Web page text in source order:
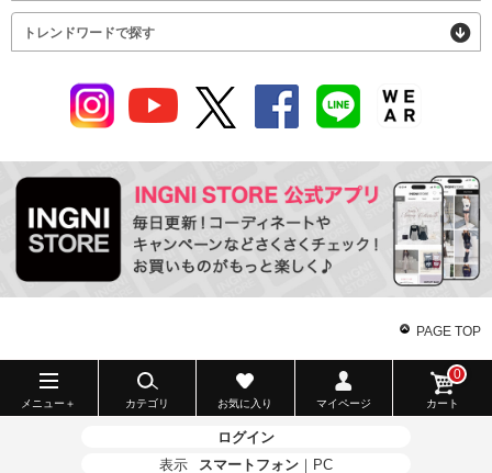
トレンドワードで探す
PAGE TOP
メニュー＋ カテゴリ お気に入り マイページ カート
0
ログイン
表示
スマートフォン ｜ PC